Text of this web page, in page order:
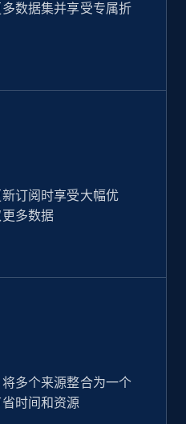
立即购买
id, Title, Rating,
count item, Initial
数据集并享受专属折
订阅时享受大幅优
多数据
多个来源整合为一个
时间和资源